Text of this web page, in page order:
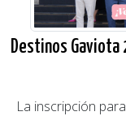
Destinos
La inscripción